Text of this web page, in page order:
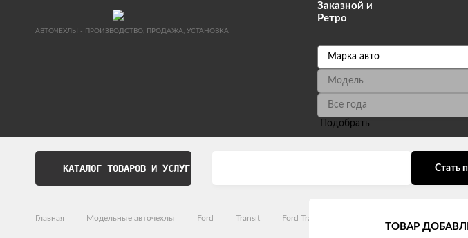
АВТОЧЕХЛЫ - ПРОИЗВОДСТВО, ПРОДАЖА, УСТАНОВКА
Заказной и
Ретро
Подобрать
КАТАЛОГ ТОВАРОВ И УСЛУГ Стать
Главная Модельные авточехлы Ford Transit Ford Transit (II и II Рестайлинг) (1+2) (2012 - 2021)
ТОВАР